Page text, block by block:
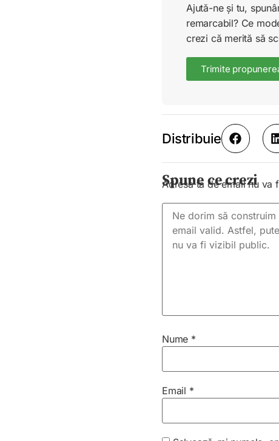
Ajută-ne și tu,
remarcabil? Ce
crezi că merită să
Trimite
Distribuie
Spune ce crezi
Adresa ta de email nu va
Nume *
Email *